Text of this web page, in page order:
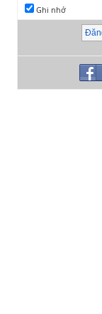
Ghi nhớ